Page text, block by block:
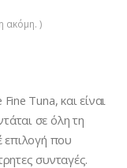
ακόμη. )
Tuna, και είναι
σε όλη τη
επιλογή που
συνταγές.